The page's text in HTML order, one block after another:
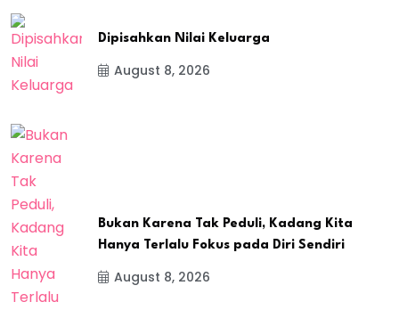
Dipisahkan Nilai Keluarga
August 8, 2026
Bukan Karena Tak Peduli, Kadang Kita
Hanya Terlalu Fokus pada Diri Sendiri
August 8, 2026